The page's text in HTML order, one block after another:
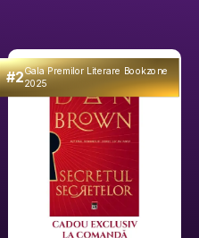
#2Gala Premilor Literare Bookzone
2025